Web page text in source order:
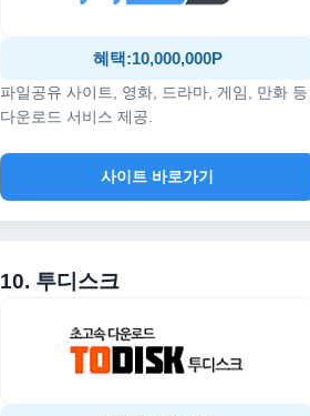
혜택:10,000,000P
파일공유 사이트, 영화, 드라마, 게임, 만화 등
다운로드 서비스 제공.
사이트 바로가기
10. 투디스크